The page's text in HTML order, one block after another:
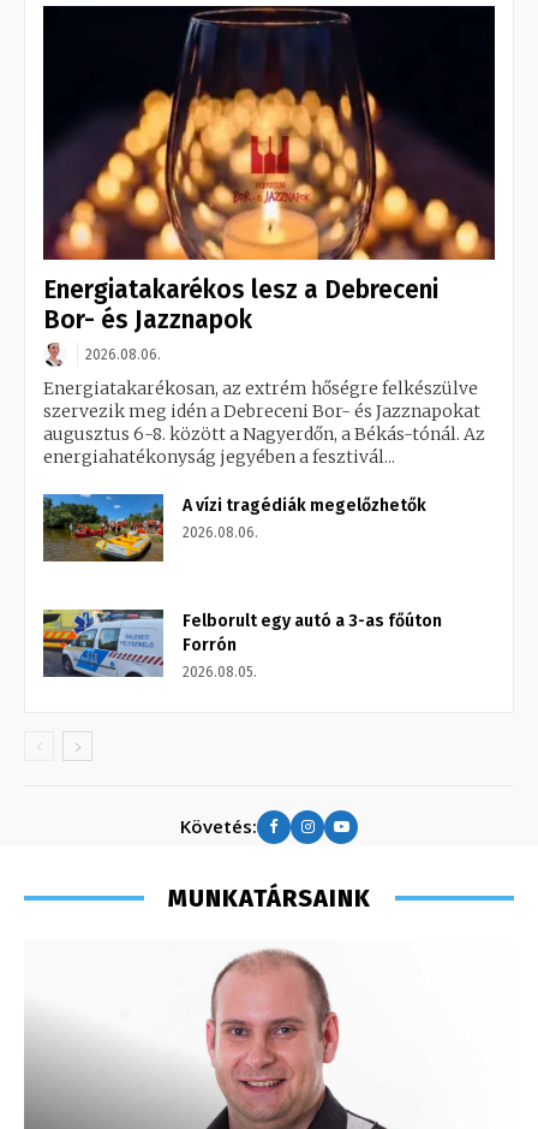
Energiatakarékos lesz a Debreceni
Bor- és Jazznapok
2026.08.06.
Energiatakarékosan, az extrém hőségre felkészülve
szervezik meg idén a Debreceni Bor- és Jazznapokat
augusztus 6-8. között a Nagyerdőn, a Békás-tónál. Az
energiahatékonyság jegyében a fesztivál...
A vízi tragédiák megelőzhetők
2026.08.06.
Felborult egy autó a 3-as főúton
Forrón
2026.08.05.
Követés:
MUNKATÁRSAINK